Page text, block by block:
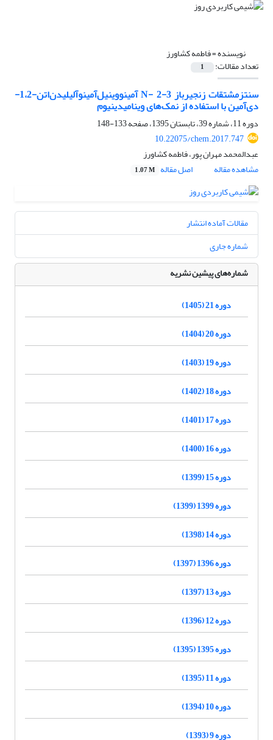
نویسنده =فاطمه کشاورز
تعداد مقالات: 1
سنتزمشتقات زنجیرباز N- 2-3 آمینو‌وینیل‌آمینو‌آلیلیدن‌اتن-1،2-
دی‌آمین با استفاده از نمک‌های وینامیدینیوم
دوره 11، شماره 39، تابستان 1395، صفحه
133-148
10.22075/chem.2017.747
عبدالمحمد مهران پور، فاطمه کشاورز
مشاهده مقاله
اصل مقاله 1.07 M
مقالات آماده انتشار
شماره جاری
شماره‌های پیشین نشریه
دوره 21 (1405)
دوره 20 (1404)
دوره 19 (1403)
دوره 18 (1402)
دوره 17 (1401)
دوره 16 (1400)
دوره 15 (1399)
دوره 1399 (1399)
دوره 14 (1398)
دوره 1396 (1397)
دوره 13 (1397)
دوره 12 (1396)
دوره 1395 (1395)
دوره 11 (1395)
دوره 10 (1394)
دوره 9 (1393)